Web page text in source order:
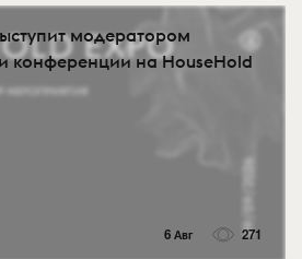
модератором
конференции на HouseHold
6 Авг 271